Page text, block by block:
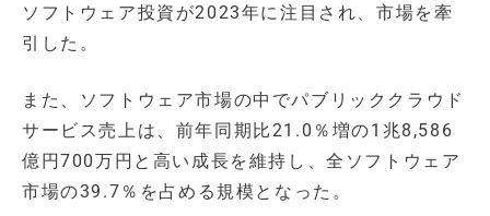
ソフトウェア投資が2023年に注目され、市場を牽
引した。
また、ソフトウェア市場の中でパブリッククラウド
サービス売上は、前年同期比21.0％増の1兆8,586
億円700万円と高い成長を維持し、全ソフトウェア
市場の39.7％を占める規模となった。